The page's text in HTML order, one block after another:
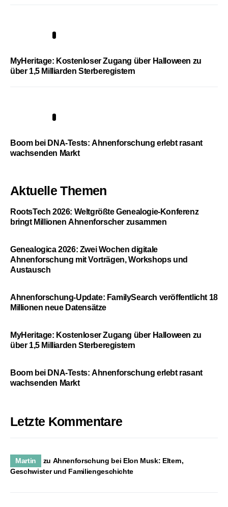
MyHeritage: Kostenloser Zugang über Halloween zu
über 1,5 Milliarden Sterberegistern
Boom bei DNA-Tests: Ahnenforschung erlebt rasant
wachsenden Markt
Aktuelle Themen
RootsTech 2026: Weltgrößte Genealogie-Konferenz
bringt Millionen Ahnenforscher zusammen
Genealogica 2026: Zwei Wochen digitale
Ahnenforschung mit Vorträgen, Workshops und
Austausch
Ahnenforschung-Update: FamilySearch veröffentlicht 18
Millionen neue Datensätze
MyHeritage: Kostenloser Zugang über Halloween zu
über 1,5 Milliarden Sterberegistern
Boom bei DNA-Tests: Ahnenforschung erlebt rasant
wachsenden Markt
Letzte Kommentare
Martin zu Ahnenforschung bei Elon Musk: Eltern,
Geschwister und Familiengeschichte